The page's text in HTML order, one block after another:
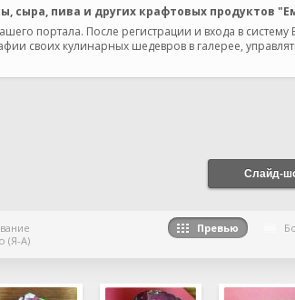
пива и других крафтовых продуктов
портала. После регистрации и входа в
своих кулинарных шедевров в галерее,
Слайд-
Превью
(Я-А)